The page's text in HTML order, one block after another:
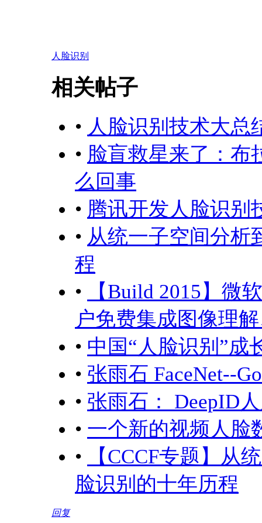
人脸识别
相关帖子
• 人脸识别技术大
• 脸盲救星来了：布
么回事
• 腾讯开发人脸识别
• 从统一子空间分析
程
•
【Build 2015】微
户免费集成图像理
• 中国“人脸识别”成
• 张雨石 FaceNet--
• 张雨石： DeepID
• 一个新的视频人脸
•
【CCCF专题】从
脸识别的十年历程
回复